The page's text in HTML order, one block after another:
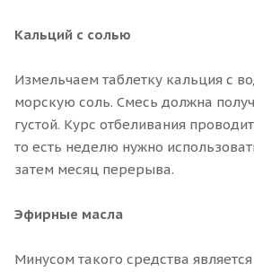
Кальций с солью
Измельчаем таблетку кальция с
морскую соль. Смесь должна
густой. Курс отбеливания
то есть неделю нужно
затем месяц перерыва.
Эфирные масла
Минусом такого средства